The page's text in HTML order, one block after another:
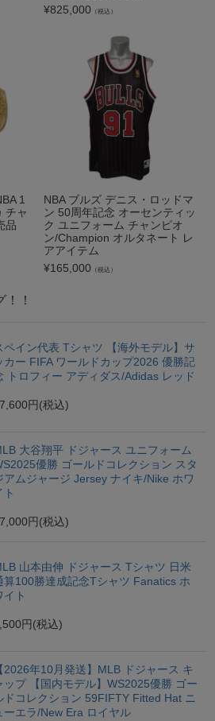
¥825,000 （税込）
1
チャ
品
NBA ブルズ デニス・ロッドマ
ン 50周年記念 オーセンティッ
ク ユニフォーム チャンピオ
ン/Champion オルタネート レ
アアイテム
¥165,000 （税込）
！
ペイン代表 Tシャツ 【海外モデル】サ
カー FIFA ワールドカップ2026 優勝記
トロフィー アディダス/Adidas レッド
円 (税込)
大谷翔平 ドジャース ユニフォーム
優勝 ゴールドコレクション スタ
アムジャージ Jersey ナイキ/Nike ホワ
ト
円 (税込)
山本由伸 ドジャース Tシャツ 日米
算100勝達成記念Tシャツ Fanatics ホ
イト
円 (税込)
2026年10月発送】MLB ドジャース キ
ップ 【国内モデル】WS2025優勝 ゴー
ドコレクション 59FIFTY Fitted Hat ニ
ーエラ/New Era ロイヤル